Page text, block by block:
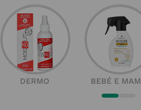
DERMO BEBÉ E